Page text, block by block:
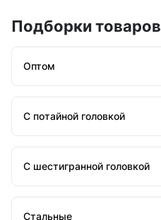
Подборки товаров
Оптом
С потайной головкой
С шестигранной головкой
Стальные